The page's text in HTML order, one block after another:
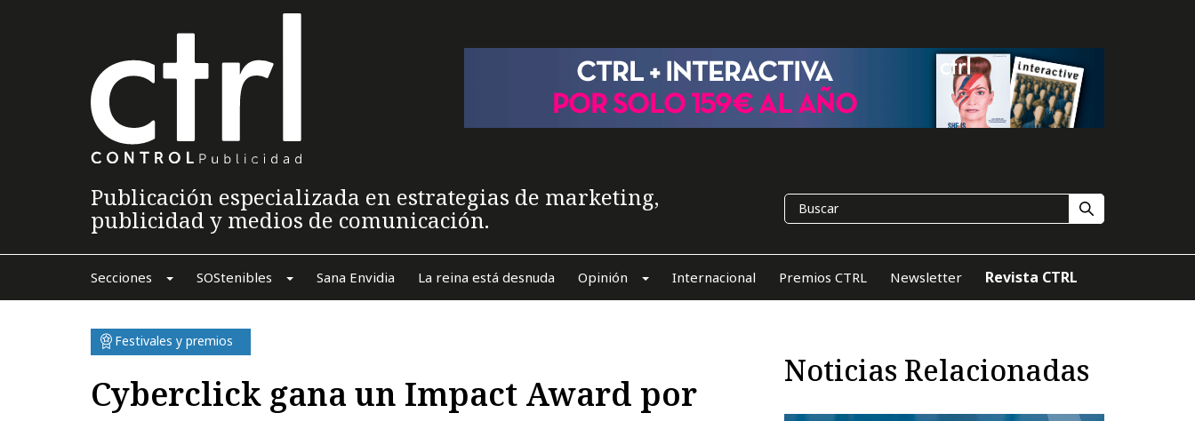
Publicación especializada en estrategias de marketing,
publicidad y medios de comunicación.
Secciones SOStenibles Sana Envidia La reina está desnuda Opinión Internacional Premios CTRL Newsletter Revista CTRL
Festivales y premios
Cyberclick gana un Impact Award por
Noticias Relacionadas